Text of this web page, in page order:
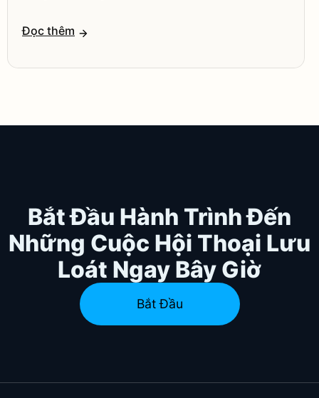
Đọc thêm
Bắt Đầu Hành Trình Đến
Những Cuộc Hội Thoại Lưu
Loát Ngay Bây Giờ
Bắt Đầu